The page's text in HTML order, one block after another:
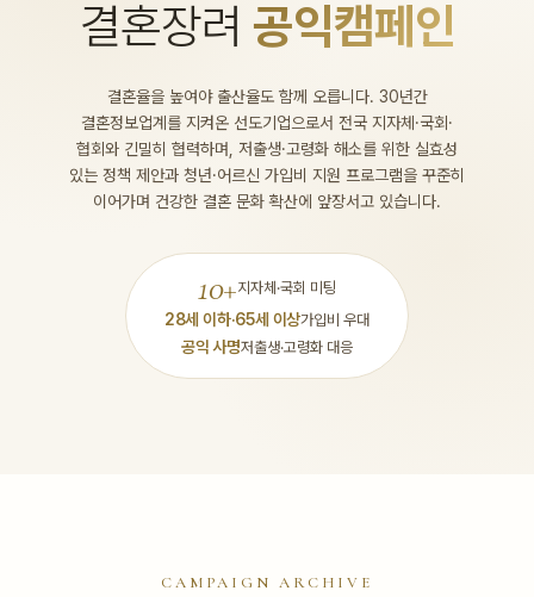
결혼장려 공익캠페인
결혼율을 높여야 출산율도 함께 오릅니다. 30년간
결혼정보업계를 지켜온 선도기업으로서 전국 지자체·국회·
협회와 긴밀히 협력하며, 저출생·고령화 해소를 위한 실효성
있는 정책 제안과 청년·어르신 가입비 지원 프로그램을 꾸준히
이어가며 건강한 결혼 문화 확산에 앞장서고 있습니다.
10+지자체·국회 미팅
28세 이하·65세 이상가입비 우대
공익 사명저출생·고령화 대응
CAMPAIGN ARCHIVE